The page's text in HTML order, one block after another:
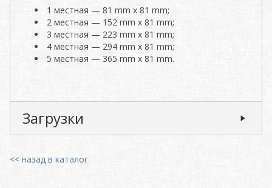
1 местная — 81 mm x 81 mm;
2 местная — 152 mm x 81 mm;
3 местная — 223 mm x 81 mm;
4 местная — 294 mm x 81 mm;
5 местная — 365 mm x 81 mm.
Загрузки
<< назад в каталог